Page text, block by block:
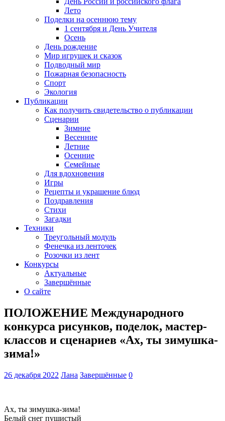
Лето
Поделки на осеннюю тему
1 сентября и День Учителя
Осень
День рождение
Мир игрушек и сказок
Подводный мир
Пожарная безопасность
Спорт
Экология
Публикации
Как получить свидетельство о публикации
Сценарии
Зимние
Весенние
Летние
Осенние
Семейные
Для вдохновения
Игры
Рецепты и украшение блюд
Поздравления
Стихи
Загадки
Техники
Треугольный модуль
Фенечка из ленточек
Розочки из лент
Конкурсы
Актуальные
Завершённые
О сайте
ПОЛОЖЕНИЕ Международного
конкурса рисунков, поделок, мастер-
классов и сценариев «Ах, ты зимушка-
зима!»
26 декабря 2022 Лана Завершённые 0
Ах, ты зимушка-зима!
Белый снег пушистый